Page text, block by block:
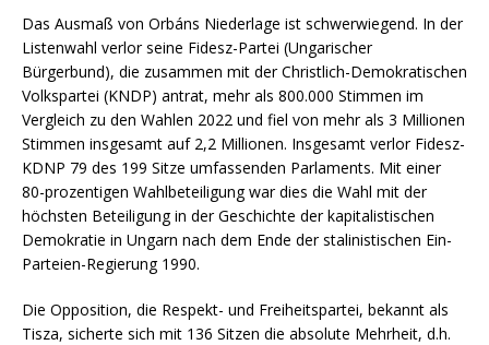
Das Ausmaß von Orbáns Niederlage ist schwerwiegend. In der
Listenwahl verlor seine Fidesz-Partei (Ungarischer
Bürgerbund), die zusammen mit der Christlich-Demokratischen
Volkspartei (KNDP) antrat, mehr als 800.000 Stimmen im
Vergleich zu den Wahlen 2022 und fiel von mehr als 3 Millionen
Stimmen insgesamt auf 2,2 Millionen. Insgesamt verlor Fidesz-
KDNP 79 des 199 Sitze umfassenden Parlaments. Mit einer
80-prozentigen Wahlbeteiligung war dies die Wahl mit der
höchsten Beteiligung in der Geschichte der kapitalistischen
Demokratie in Ungarn nach dem Ende der stalinistischen Ein-
Parteien-Regierung 1990.
Die Opposition, die Respekt- und Freiheitspartei, bekannt als
Tisza, sicherte sich mit 136 Sitzen die absolute Mehrheit, d.h.